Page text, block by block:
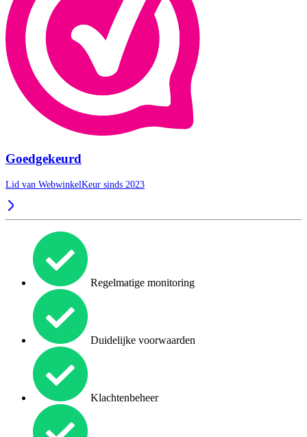
Goedgekeurd
Lid van WebwinkelKeur sinds 2023
Regelmatige monitoring
Duidelijke voorwaarden
Klachtenbeheer